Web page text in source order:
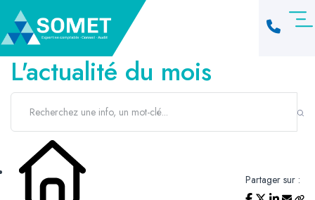
L'actualité du mois
Partager sur :